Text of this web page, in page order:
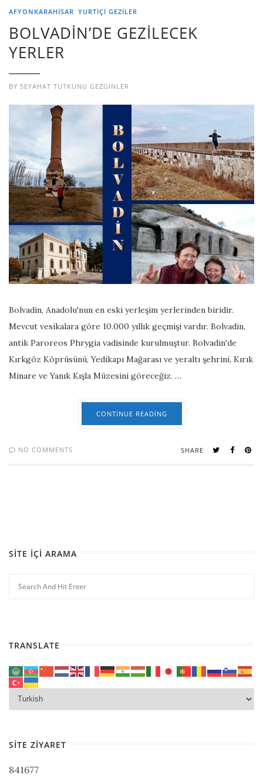
AFYONKARAHİSAR YURTIÇI GEZILER
BOLVADİN’DE GEZİLECEK
YERLER
BY SEYAHAT TUTKUNU GEZGINLER
Bolvadin, Anadolu'nun en eski yerleşim yerlerinden biridir.
Mevcut vesikalara göre 10.000 yıllık geçmişi vardır. Bolvadin,
antik Paroreos Phrygia vadisinde kurulmuştur. Bolvadin'de
Kırkgöz Köprüsünü, Yedikapı Mağarası ve yeraltı şehrini, Kırık
Minare ve Yanık Kışla Müzesini göreceğiz. …
CONTINUE READING
NO COMMENTS SHARE
SITE İÇI ARAMA
TRANSLATE
SITE ZIYARET
841677